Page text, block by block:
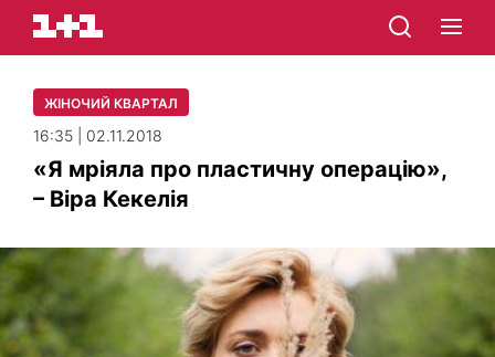
ЖІНОЧИЙ КВАРТАЛ
16:35 | 02.11.2018
«Я мріяла про пластичну операцію»,
– Віра Кекелія